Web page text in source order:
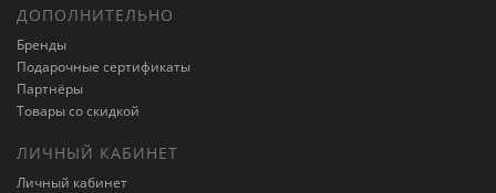
ДОПОЛНИТЕЛЬНО
Бренды
Подарочные сертификаты
Партнёры
Товары со скидкой
ЛИЧНЫЙ КАБИНЕТ
Личный кабинет